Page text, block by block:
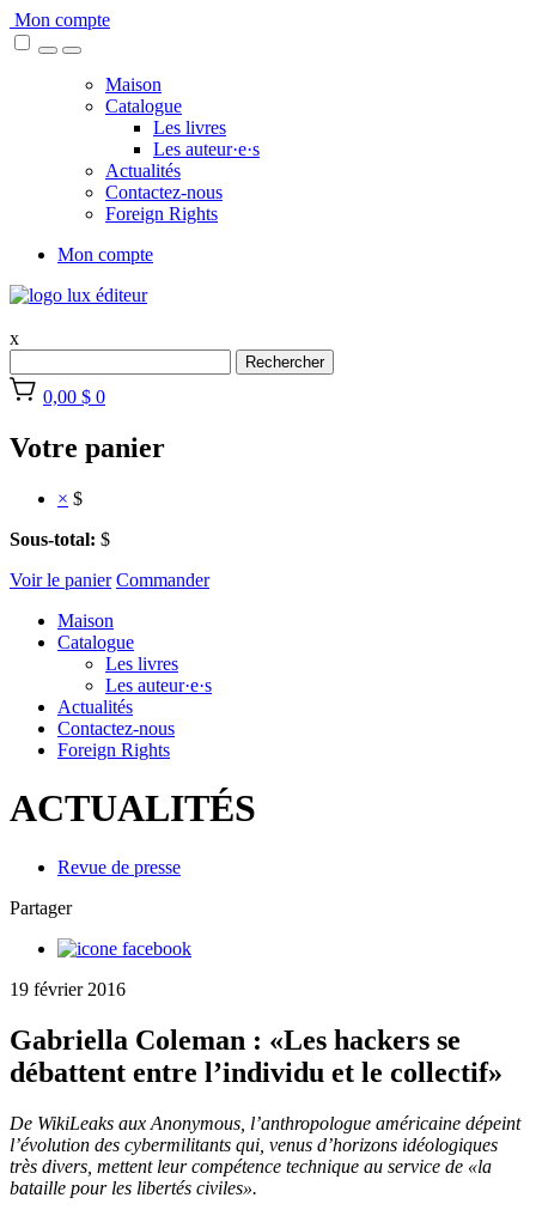
Skip
to
Mon compte
Maison
Catalogue
Les livres
Les auteur·e·s
Actualités
Contactez-nous
Foreign Rights
Mon compte
x
Rechercher
0,00 $ 0
Votre panier
× $
Sous-total: $
Voir le panier Commander
Maison
Catalogue
Les livres
Les auteur·e·s
Actualités
Contactez-nous
Foreign Rights
ACTUALITÉS
Revue de presse
Partager
19 février 2016
Gabriella Coleman : «Les hackers se
débattent entre l’individu et le collectif»
De WikiLeaks aux Anonymous, l’anthropologue américaine dépeint
l’évolution des cybermilitants qui, venus d’horizons idéologiques
très divers, mettent leur compétence technique au service de «la
bataille pour les libertés civiles».